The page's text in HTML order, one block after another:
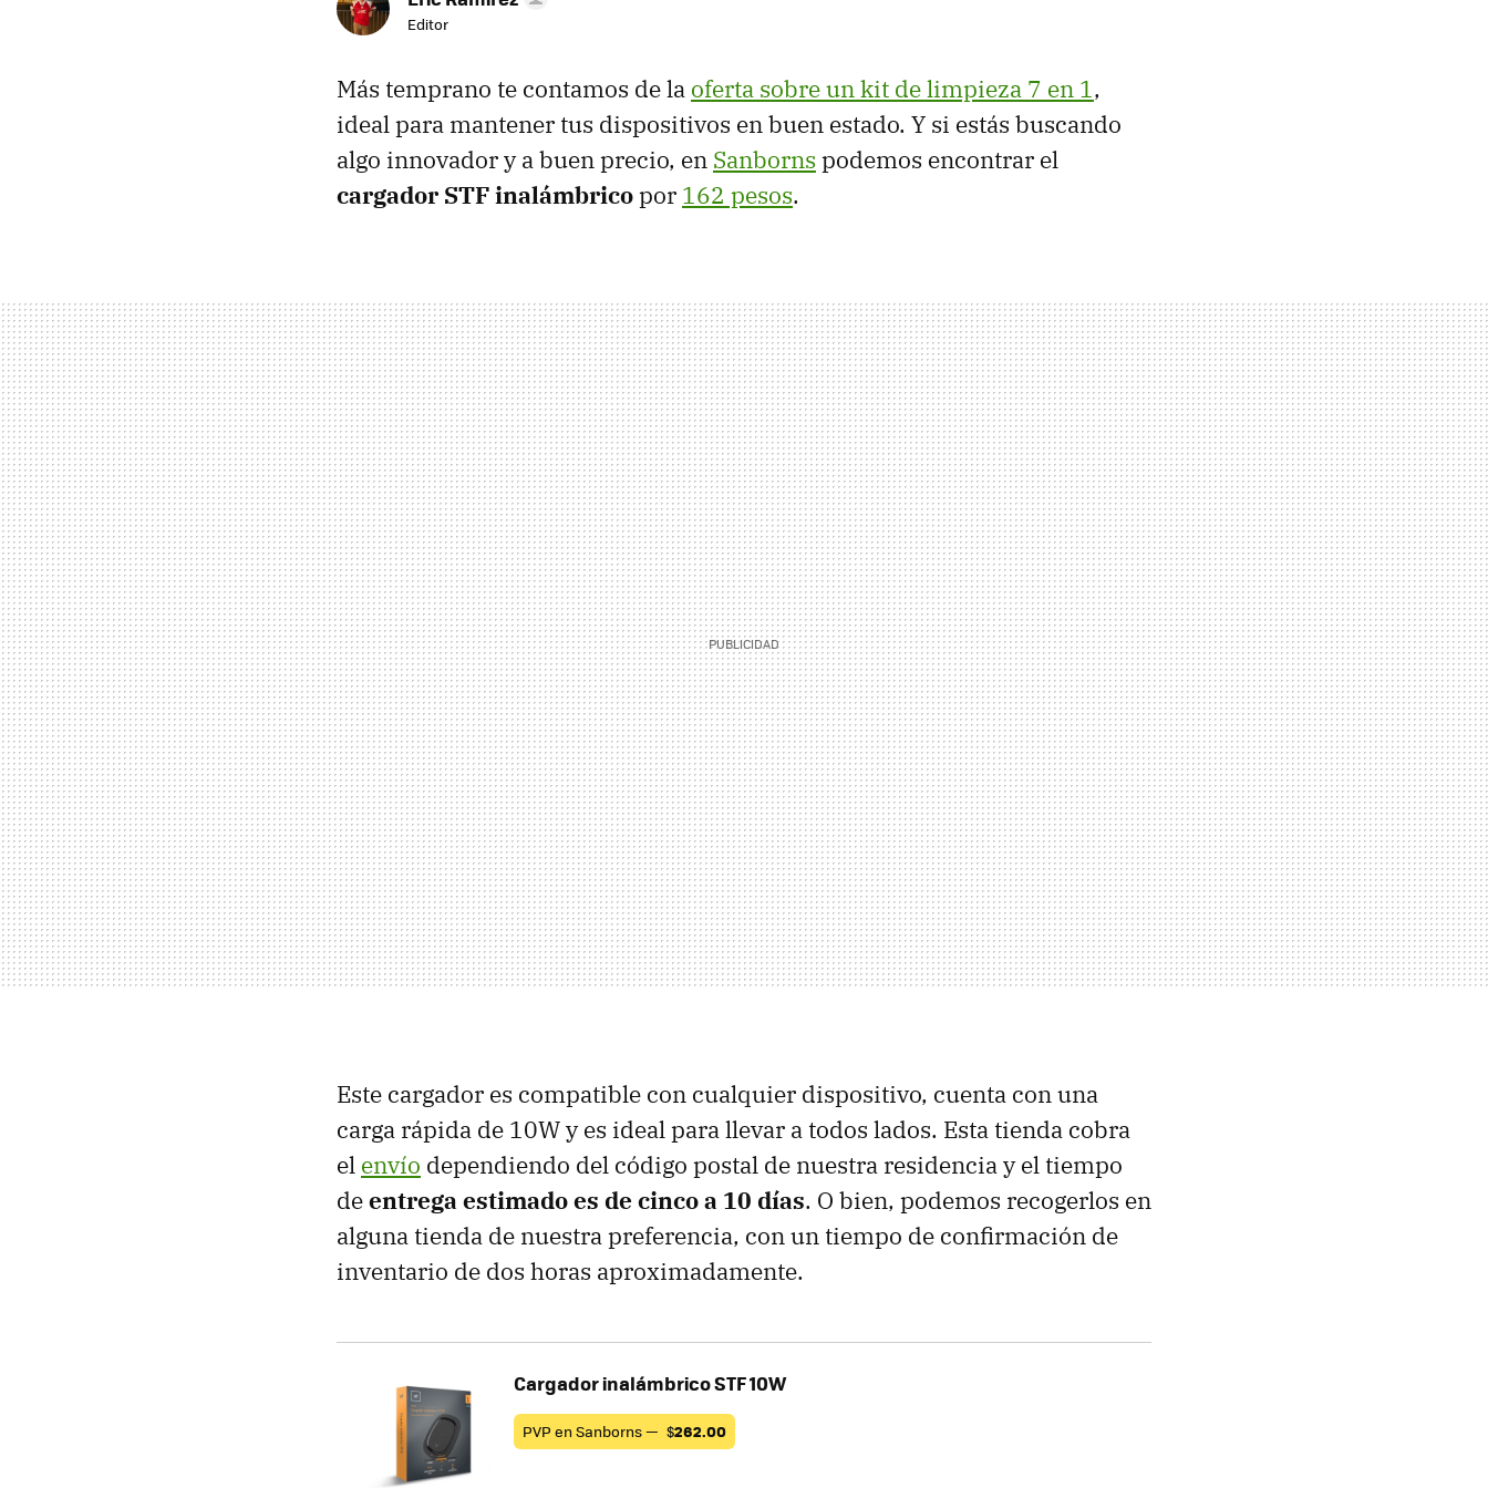
Editor
Más temprano te contamos de la oferta sobre unkit de limpieza 7 en 1,
ideal para mantener tus dispositivos en buen estado. Y si estás buscando
algo innovador y a buen precio, en Sanborns podemos encontrar el
cargador STF inalámbricopor 162 pesos.
Este cargador es compatible con cualquier dispositivo, cuenta con una
carga rápida de 10W y es ideal para llevar a todos lados. Esta tienda cobra
el envío dependiendo del código postal de nuestra residencia y el tiempo
deentrega estimado es de cinco a 10 días. O bien, podemos recogerlos en
alguna tienda de nuestra preferencia, con un tiempo de confirmación de
inventario de dos horas aproximadamente.
Cargador inalámbrico STF 10W
PVP en Sanborns — $262.00